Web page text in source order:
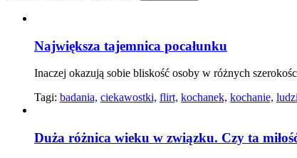
Największa tajemnica pocałunku
Inaczej okazują sobie bliskość osoby w różnych
Tagi: badania, ciekawostki, flirt, kochanek, kochanie,
Duża różnica wieku w związku. Czy ta